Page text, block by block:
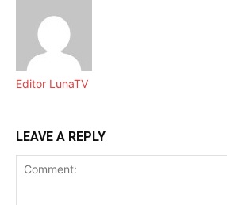
Editor LunaTV
LEAVE A REPLY